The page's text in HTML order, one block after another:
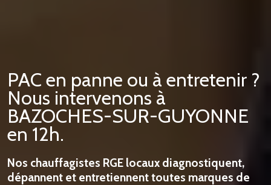
PAC en panne ou à entretenir ?
Nous intervenons à
BAZOCHES-SUR-GUYONNE
en 12h.
Nos chauffagistes RGE locaux diagnostiquent,
dépannent et entretiennent toutes marques de